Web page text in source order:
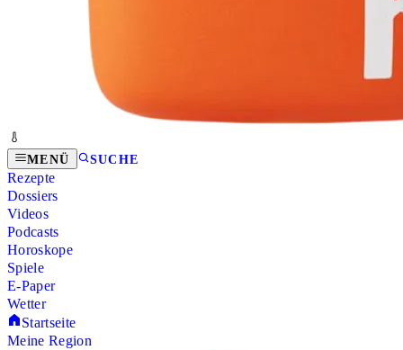
MENÜ SUCHE
Rezepte
Dossiers
Videos
Podcasts
Horoskope
Spiele
E-Paper
Wetter
Startseite
Meine Region